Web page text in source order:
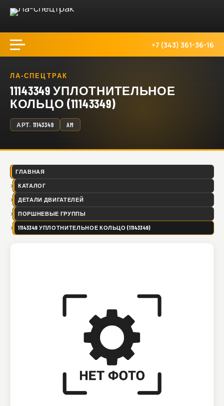
+7 (343) 361-36-16
ЛА-СПЕЦТРАК
11143349 УПЛОТНИТЕЛЬНОЕ
КОЛЬЦО (11143349)
АРТ. 11143349 AM
ГЛАВНАЯ
КАТАЛОГ
ДЕТАЛИ ДВИГАТЕЛЕЙ
ПОРШНЕВЫЕ ГРУППЫ
11143349 УПЛОТНИТЕЛЬНОЕ КОЛЬЦО (11143349)